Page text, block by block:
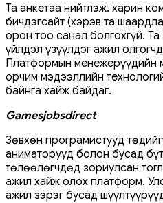
Та анкетаа нийтлэж. харин
бичдэгсайт (хэрэв та
орон тоо санал болгохгүй.
үйлдэл үзүүлдэг ажил
Платформын менежерүүдийн
орчим мэдээллийн
байнга хайж байдаг.
Gamesjobsdirect
Зөвхөн програмистууд
аниматорууд болон бусад
төлөөлөгчдөд зориулсан
ажил хайж олох платформ.
ажил зэрэг бусад